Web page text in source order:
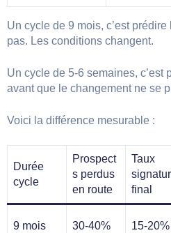
Un cycle de 9 mois, c’est prédire
pas. Les conditions changent.
Un cycle de 5-6 semaines, c’est
avant que le changement ne se
Voici la différence mesurable :
Durée
cycle
Prospect
s perdus
en route
Taux
final
9 mois 30-40% 15-20%